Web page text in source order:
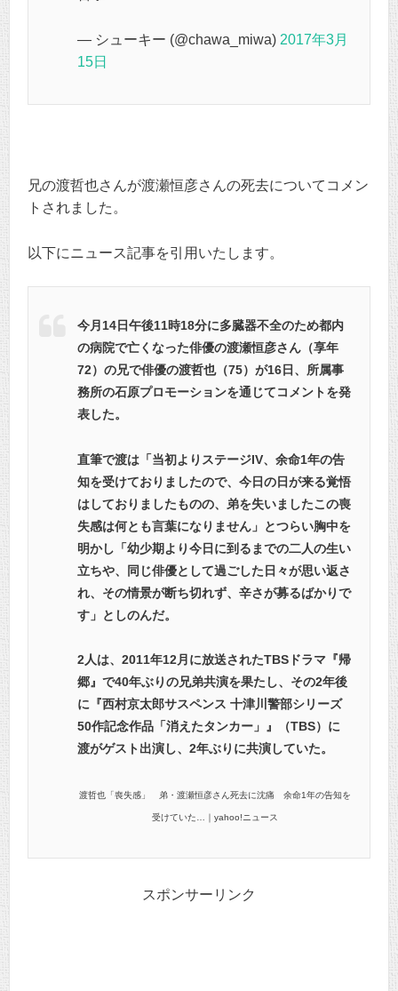
— シューキー (@chawa_miwa) 2017年3月
15日
兄の渡哲也さんが渡瀬恒彦さんの死去についてコメン
トされました。
以下にニュース記事を引用いたします。
今月14日午後11時18分に多臓器不全のため都内
の病院で亡くなった俳優の渡瀬恒彦さん（享年
72）の兄で俳優の渡哲也（75）が16日、所属事
務所の石原プロモーションを通じてコメントを発
表した。
直筆で渡は「当初よりステージIV、余命1年の告
知を受けておりましたので、今日の日が来る覚悟
はしておりましたものの、弟を失いましたこの喪
失感は何とも言葉になりません」とつらい胸中を
明かし「幼少期より今日に到るまでの二人の生い
立ちや、同じ俳優として過ごした日々が思い返さ
れ、その情景が断ち切れず、辛さが募るばかりで
す」としのんだ。
2人は、2011年12月に放送されたTBSドラマ『帰
郷』で40年ぶりの兄弟共演を果たし、その2年後
に『西村京太郎サスペンス 十津川警部シリーズ
50作記念作品「消えたタンカー」』（TBS）に
渡がゲスト出演し、2年ぶりに共演していた。
渡哲也「喪失感」 弟・渡瀬恒彦さん死去に沈痛 余命1年の告知を
受けていた…｜yahoo!ニュース
スポンサーリンク